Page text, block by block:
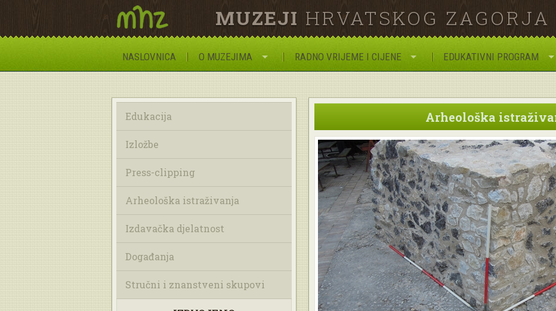
MUZEJI HRVATSKOG ZAGORJA
NASLOVNICA O MUZEJIMA RADNO VRIJEME I CIJENE EDUKATIVNI PROGRAM
Edukacija
Izložbe
Press-clipping
Arheološka istraživanja
Izdavačka djelatnost
Događanja
Stručni i znanstveni skupovi
Arheološka